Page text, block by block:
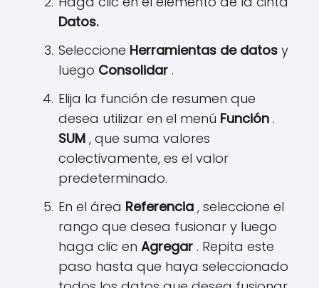
Datos.
Seleccione Herramientas de datos y
luego Consolidar .
Elija la función de resumen que
desea utilizar en el menú Función .
SUM , que suma valores
colectivamente, es el valor
predeterminado.
En el área Referencia , seleccione el
rango que desea fusionar y luego
haga clic en Agregar . Repita este
paso hasta que haya seleccionado